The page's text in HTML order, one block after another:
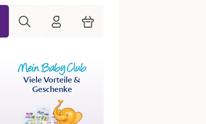
HiPP Mein Babyclub
Warenkorb
Viele Vorteile &
Geschenke